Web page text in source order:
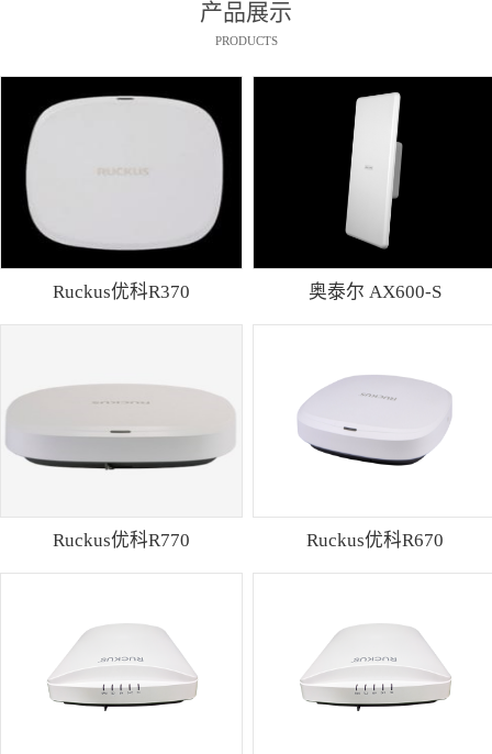
产品展示
PRODUCTS
Ruckus优科R370 奥泰尔 AX600-S
Ruckus优科R770 Ruckus优科R670